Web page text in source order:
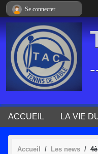
ACCUEIL LA VIE
Accueil Les news
Se connecter
Panneau de gestion des